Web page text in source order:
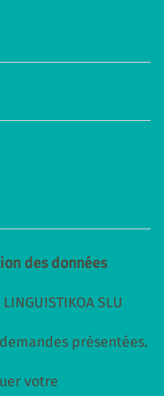
des données
SLU
présentées.
votre